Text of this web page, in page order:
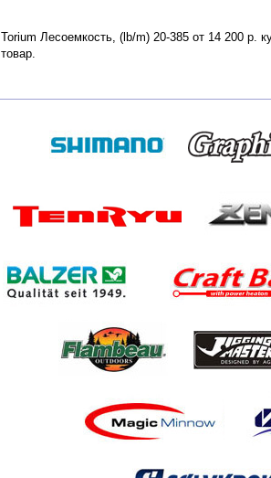
Torium Лесоемкость, (lb/m) 20-385 от 14 200 р.
товар.